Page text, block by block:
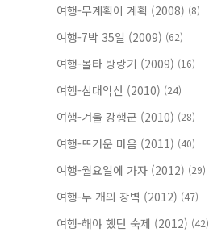
여행-무계획이 계획 (2008) (8)
여행-7박 35일 (2009) (62)
여행-몰타 방랑기 (2009) (16)
여행-삼대악산 (2010) (24)
여행-겨울 강행군 (2010) (28)
여행-뜨거운 마음 (2011) (40)
여행-월요일에 가자 (2012) (29)
여행-두 개의 장벽 (2012) (47)
여행-해야 했던 숙제 (2012) (42)